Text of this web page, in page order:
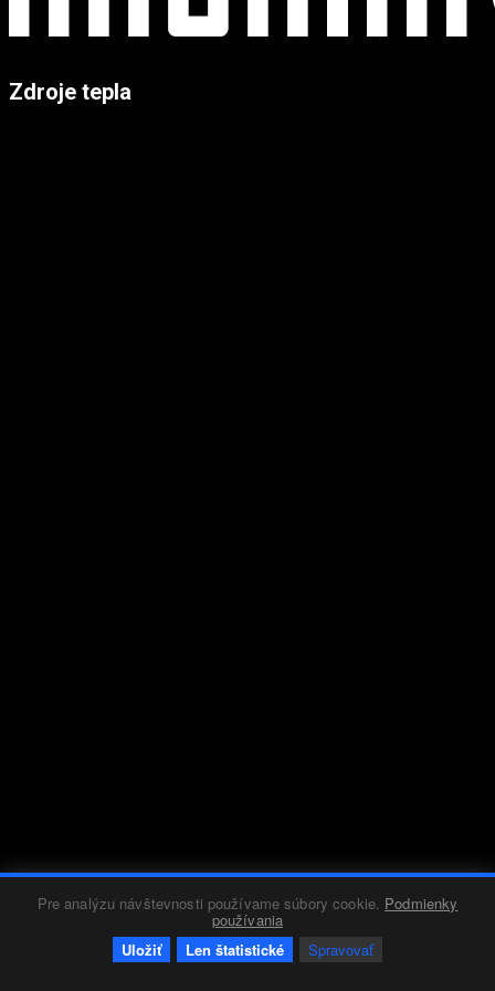
Pre analýzu návštevnosti používame súbory cookie. Podmienky
používania
Uložiť
Len štatistické Spravovať
Zdroje tepla